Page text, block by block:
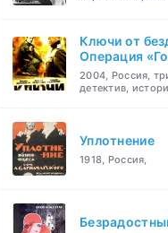
Ключи от
Операция
2004, Россия,
детектив,
Уплотнение
1918, Россия,